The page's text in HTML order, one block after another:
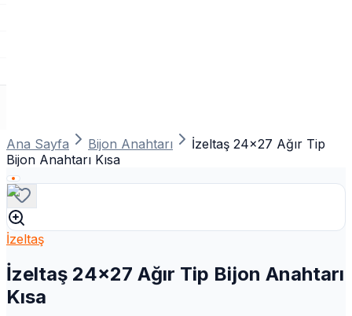
Ana Sayfa Bijon Anahtarı
İzeltaş 24x27 Ağır Tip
Bijon Anahtarı Kısa
İzeltaş
İzeltaş 24x27 Ağır Tip Bijon Anahtarı
Kısa